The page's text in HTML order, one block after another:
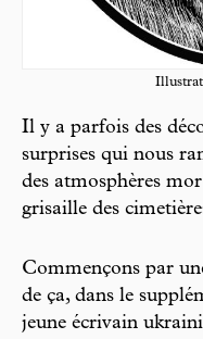
Il y a parfois des
surprises qui nous
des atmosphères
grisaille des
Commençons par
de ça, dans le
jeune écrivain